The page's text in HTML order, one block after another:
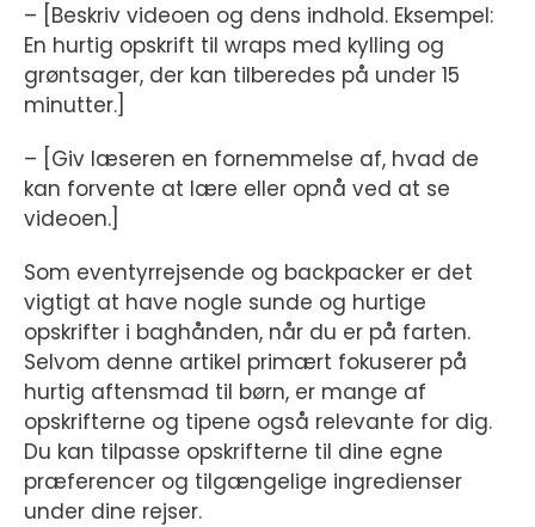
– [Beskriv videoen og dens indhold. Eksempel:
En hurtig opskrift til wraps med kylling og
grøntsager, der kan tilberedes på under 15
minutter.]
– [Giv læseren en fornemmelse af, hvad de
kan forvente at lære eller opnå ved at se
videoen.]
Som eventyrrejsende og backpacker er det
vigtigt at have nogle sunde og hurtige
opskrifter i baghånden, når du er på farten.
Selvom denne artikel primært fokuserer på
hurtig aftensmad til børn, er mange af
opskrifterne og tipene også relevante for dig.
Du kan tilpasse opskrifterne til dine egne
præferencer og tilgængelige ingredienser
under dine rejser.